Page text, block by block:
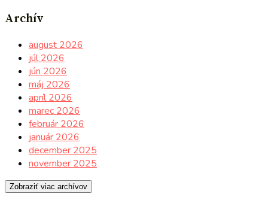
Archív
august 2026
júl 2026
jún 2026
máj 2026
apríl 2026
marec 2026
február 2026
január 2026
december 2025
november 2025
Zobraziť viac archívov